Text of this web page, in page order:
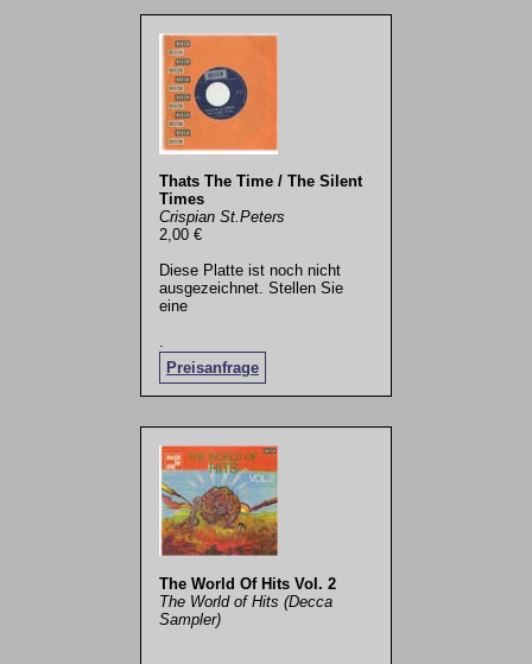
Thats The Time / The Silent
Times
Crispian St.Peters
2,00 €
Diese Platte ist noch nicht
ausgezeichnet. Stellen Sie
eine
Preisanfrage
.
The World Of Hits Vol. 2
The World of Hits (Decca
Sampler)